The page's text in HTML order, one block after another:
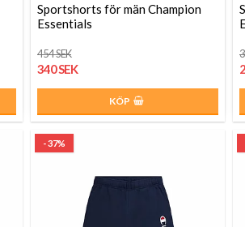
Sportshorts för män Champion
Essentials
454 SEK
340 SEK
KÖP
- 37%